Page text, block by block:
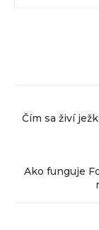
Čím sa živí
Ako funguje